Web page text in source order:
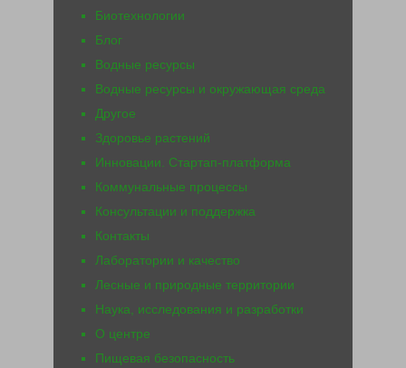
Биотехнологии
Блог
Водные ресурсы
Водные ресурсы и окружающая среда
Другое
Здоровье растений
Инновации. Стартап-платформа
Коммунальные процессы
Консультации и поддержка
Контакты
Лаборатории и качество
Лесные и природные территории
Наука, исследования и разработки
О центре
Пищевая безопасность